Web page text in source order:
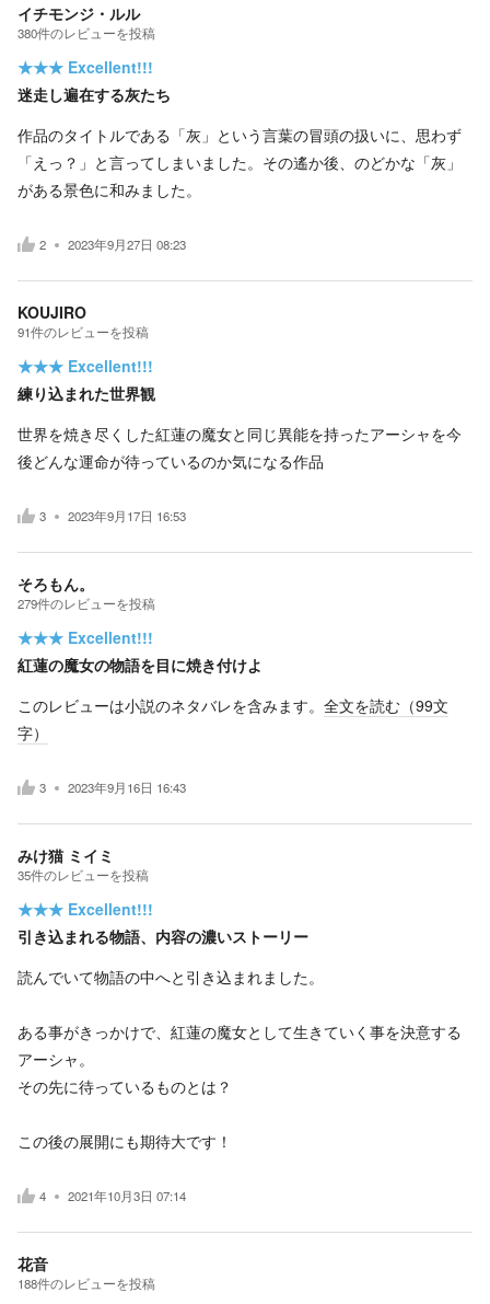
イチモンジ・ルル
380件のレビューを投稿
★★★ Excellent!!!
迷走し遍在する灰たち
作品のタイトルである「灰」という言葉の冒頭の扱いに、思わず
「えっ？」と言ってしまいました。その遙か後、のどかな「灰」
がある景色に和みました。
2 2023年9月27日 08:23
KOUJIRO
91件のレビューを投稿
★★★ Excellent!!!
練り込まれた世界観
世界を焼き尽くした紅蓮の魔女と同じ異能を持ったアーシャを今
後どんな運命が待っているのか気になる作品
3 2023年9月17日 16:53
そろもん。
279件のレビューを投稿
★★★ Excellent!!!
紅蓮の魔女の物語を目に焼き付けよ
このレビューは小説のネタバレを含みます。 全文を読む（99文
字）
3 2023年9月16日 16:43
みけ猫 ミイミ
35件のレビューを投稿
★★★ Excellent!!!
引き込まれる物語、内容の濃いストーリー
読んでいて物語の中へと引き込まれました。
ある事がきっかけで、紅蓮の魔女として生きていく事を決意する
アーシャ。
その先に待っているものとは？
この後の展開にも期待大です！
4 2021年10月3日 07:14
花音
188件のレビューを投稿